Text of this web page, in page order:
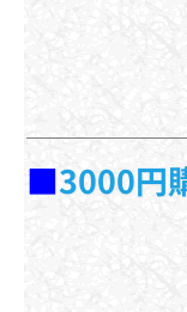
■3000円